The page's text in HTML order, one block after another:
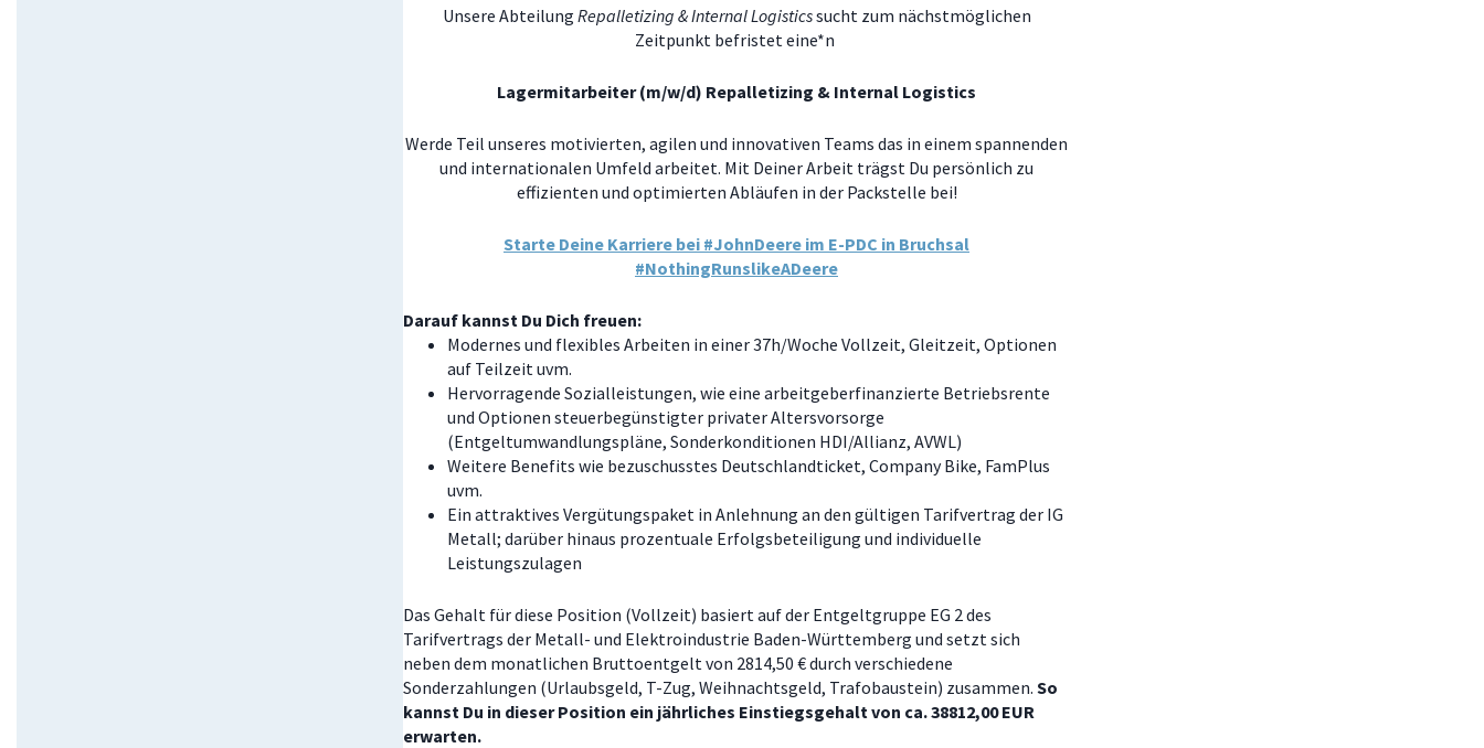
Unsere Abteilung Repalletizing & Internal Logisticssucht zum nächstmöglichen
Zeitpunkt befristeteine*n
Lagermitarbeiter (m/w/d) Repalletizing & Internal Logistics
Werde Teil unseres motivierten, agilen und innovativen Teams das in einem spannenden
und internationalen Umfeld arbeitet. Mit Deiner Arbeit trägst Du persönlich zu
effizienten und optimierten Abläufen in der Packstelle bei!
Starte Deine Karriere bei #JohnDeere im E-PDC in Bruchsal
#NothingRunslikeADeere
Darauf kannst Du Dich freuen:
Modernes und flexibles Arbeiten in einer 37h/Woche Vollzeit, Gleitzeit, Optionen
auf Teilzeit uvm.
Hervorragende Sozialleistungen, wie eine arbeitgeberfinanzierte Betriebsrente
und Optionen steuerbegünstigter privater Altersvorsorge
(Entgeltumwandlungspläne, Sonderkonditionen HDI/Allianz, AVWL)
Weitere Benefits wie bezuschusstes Deutschlandticket, Company Bike, FamPlus
uvm.
Ein attraktives Vergütungspaket in Anlehnung an den gültigen Tarifvertrag der IG
Metall; darüber hinaus prozentuale Erfolgsbeteiligung und individuelle
Leistungszulagen
Das Gehalt für diese Position (Vollzeit) basiert auf der Entgeltgruppe EG 2 des
Tarifvertrags der Metall- und Elektroindustrie Baden-Württemberg und setzt sich
neben dem monatlichen Bruttoentgelt von 2814,50 € durch verschiedene
Sonderzahlungen (Urlaubsgeld, T-Zug, Weihnachtsgeld, Trafobaustein) zusammen. So
kannst Du in dieser Position ein jährliches Einstiegsgehalt von ca. 38812,00 EUR
erwarten.